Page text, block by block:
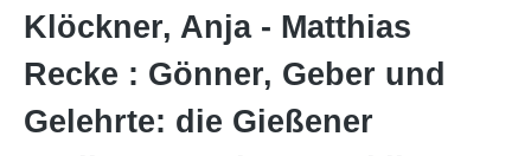
Klöckner, Anja - Matthias
Recke : Gönner, Geber und
Gelehrte: die Gießener